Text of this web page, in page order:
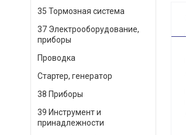
35 Тормозная система
37 Электрооборудование,
приборы
Проводка
Стартер, генератор
38 Приборы
39 Инструмент и
принадлежности